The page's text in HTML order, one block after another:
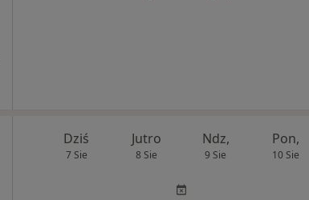
Dziś
7 Sie
Jutro
8 Sie
Ndz,
9 Sie
Pon,
10 Sie